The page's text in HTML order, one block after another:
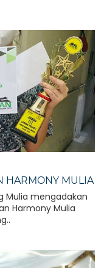
HARMONY MULIA
Mulia mengadakan
Harmony Mulia